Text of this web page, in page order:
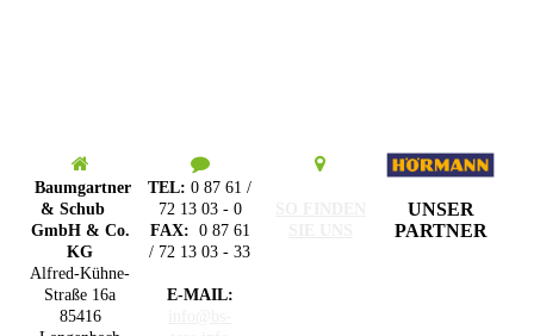
Baumgartner
& Schub
GmbH & Co.
KG
Alfred-Kühne-
Straße 16a
85416
TEL:0 87 61 /
72 13 03 - 0
FAX: 0 87 61
/ 72 13 03 - 33
E-MAIL:
UNSER
PARTNER